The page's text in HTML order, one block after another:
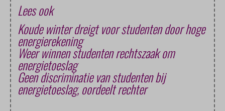
Lees ook
Koude winter dreigt voor studenten door hoge
energierekening
Weer winnen studenten rechtszaak om
energietoeslag
Geen discriminatie van studenten bij
energietoeslag, oordeelt rechter